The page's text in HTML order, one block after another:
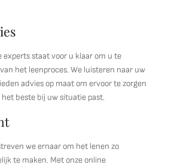
experts staat voor u klaar om u te
het leenproces. We luisteren naar uw
advies op maat om ervoor te zorgen
beste bij uw situatie past.
we ernaar om het lenen zo
te maken. Met onze online